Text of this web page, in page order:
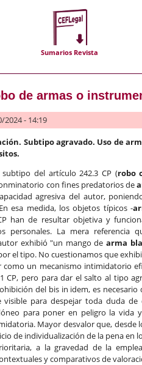
Sumarios Revista
de armas o
2024 - 14:19
Subtipo agravado. Uso de
del artículo 242.3 CP (robo
con fines predatorios de
agresiva del autor,
esa medida, los objetos típicos -
han de resultar objetiva y
personales. La mera referencia
exhibió "un mango de arma
el tipo. No cuestionamos que
un mecanismo intimidatorio
CP, pero para dar el salto al tipo
del bis in idem, es
visible para despejar toda duda
para poner en peligro la vida
Mayor desvalor que, desde
de individualización de la pena en
a la gravedad de la
y comparativos de